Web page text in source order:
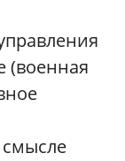
(военная
смысле